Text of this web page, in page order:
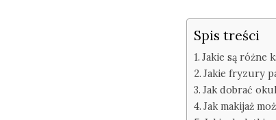
Spis treści
Jakie są różne
Jakie fryzury
Jak dobrać
Jak makijaż